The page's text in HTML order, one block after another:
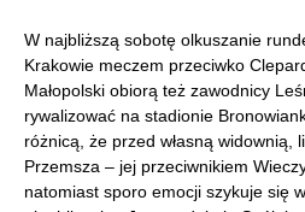
W najbliższą sobotę olkuszanie
Krakowie meczem przeciwko
Małopolski obiorą też zawodnicy
rywalizować na stadionie
różnicą, że przed własną widownią,
Przemsza – jej przeciwnikiem
natomiast sporo emocji szykuje się